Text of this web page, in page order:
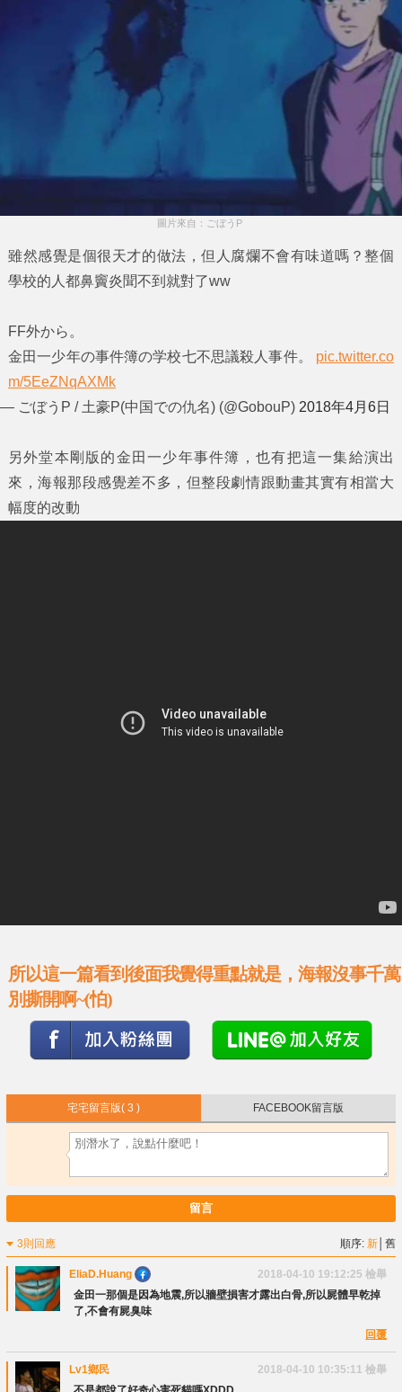
圖片來自：ごぼうP
雖然感覺是個很天才的做法，但人腐爛不會有味道嗎？整個
學校的人都鼻竇炎聞不到就對了ww
FF外から。
金田一少年の事件簿の学校七不思議殺人事件。 pic.twitter.co
m/5EeZNqAXMk
— ごぼうP / 土豪P(中国での仇名) (@GobouP) 2018年4月6日
另外堂本剛版的金田一少年事件簿，也有把這一集給演出
來，海報那段感覺差不多，但整段劇情跟動畫其實有相當大
幅度的改動
所以這一篇看到後面我覺得重點就是，海報沒事千萬
別撕開啊~(怕)
宅宅留言版( 3 ) FACEBOOK留言版
留言
3則回應 順序:新 │舊
EliaD.Huang 2018-04-10 19:12:25 檢舉
金田一那個是因為地震,所以牆壁損害才露出白骨,所以屍體早乾掉
了,不會有屍臭味
回覆
Lv1鄉民 2018-04-10 10:35:11 檢舉